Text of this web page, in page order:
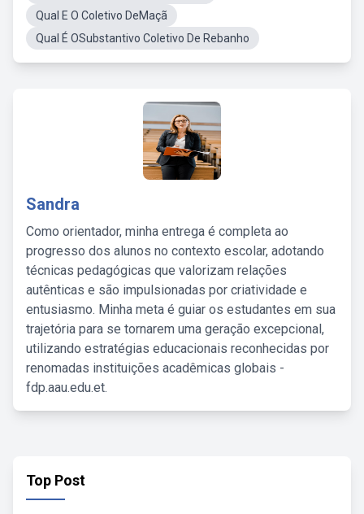
Qual E O Coletivo DeMaçã
Qual É OSubstantivo Coletivo De Rebanho
Sandra
Como orientador, minha entrega é completa ao
progresso dos alunos no contexto escolar, adotando
técnicas pedagógicas que valorizam relações
autênticas e são impulsionadas por criatividade e
entusiasmo. Minha meta é guiar os estudantes em sua
trajetória para se tornarem uma geração excepcional,
utilizando estratégias educacionais reconhecidas por
renomadas instituições acadêmicas globais -
fdp.aau.edu.et.
Top Post